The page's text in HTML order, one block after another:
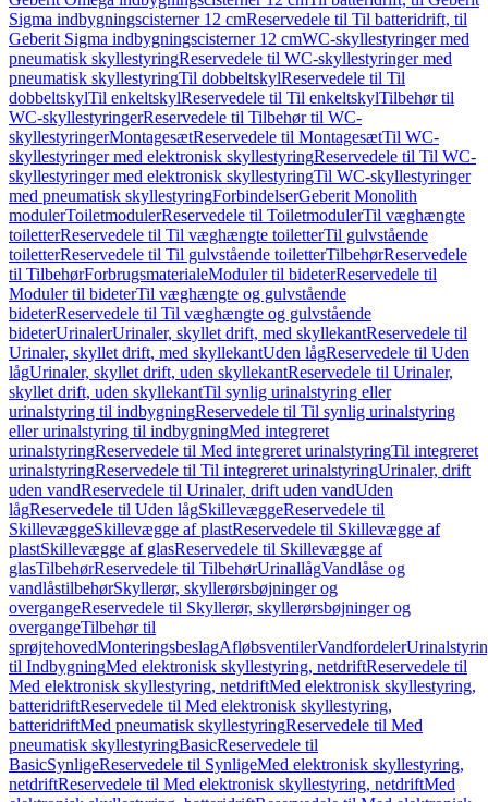
Sigma indbygningscisterner 12 cmReservedele til Til batteridrift, til
Geberit Sigma indbygningscisterner 12 cmWC-skyllestyringer med
pneumatisk skyllestyringReservedele til WC-skyllestyringer med
pneumatisk skyllestyringTil dobbeltskylReservedele til Til
dobbeltskylTil enkeltskylReservedele til Til enkeltskylTilbehør til
WC-skyllestyringerReservedele til Tilbehør til WC-
skyllestyringerMontagesætReservedele til MontagesætTil WC-
skyllestyringer med elektronisk skyllestyringReservedele til Til WC-
skyllestyringer med elektronisk skyllestyringTil WC-skyllestyringer
med pneumatisk skyllestyringForbindelserGeberit Monolith
modulerToiletmodulerReservedele til ToiletmodulerTil væghængte
toiletterReservedele til Til væghængte toiletterTil gulvstående
toiletterReservedele til Til gulvstående toiletterTilbehørReservedele
til TilbehørForbrugsmaterialeModuler til bideterReservedele til
Moduler til bideterTil væghængte og gulvstående
bideterReservedele til Til væghængte og gulvstående
bideterUrinalerUrinaler, skyllet drift, med skyllekantReservedele til
Urinaler, skyllet drift, med skyllekantUden lågReservedele til Uden
lågUrinaler, skyllet drift, uden skyllekantReservedele til Urinaler,
skyllet drift, uden skyllekantTil synlig urinalstyring eller
urinalstyring til indbygningReservedele til Til synlig urinalstyring
eller urinalstyring til indbygningMed integreret
urinalstyringReservedele til Med integreret urinalstyringTil integreret
urinalstyringReservedele til Til integreret urinalstyringUrinaler, drift
uden vandReservedele til Urinaler, drift uden vandUden
lågReservedele til Uden lågSkillevæggeReservedele til
SkillevæggeSkillevægge af plastReservedele til Skillevægge af
plastSkillevægge af glasReservedele til Skillevægge af
glasTilbehørReservedele til TilbehørUrinallågVandlåse og
vandlåstilbehørSkyllerør, skyllerørsbøjninger og
overgangeReservedele til Skyllerør, skyllerørsbøjninger og
overgangeTilbehør til
sprøjtehovedMonteringsbeslagAfløbsventilerVandfordeler
til IndbygningMed elektronisk skyllestyring, netdriftReservedele til
Med elektronisk skyllestyring, netdriftMed elektronisk skyllestyring,
batteridriftReservedele til Med elektronisk skyllestyring,
batteridriftMed pneumatisk skyllestyringReservedele til Med
pneumatisk skyllestyringBasicReservedele til
BasicSynligeReservedele til SynligeMed elektronisk skyllestyring,
netdriftReservedele til Med elektronisk skyllestyring, netdriftMed